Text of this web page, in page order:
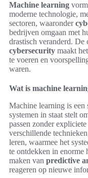
Machine learning
moderne technologie,
sectoren, waaronder
bedrijven omgaan met
drastisch veranderd. De
cybersecurity maakt
te voeren en
waren.
Wat is machine
Machine learning is een
systemen in staat stelt
passen zonder
verschillende
leren, waarmee het
te ontdekken in enorme
maken van predictive
reageren op nieuwe